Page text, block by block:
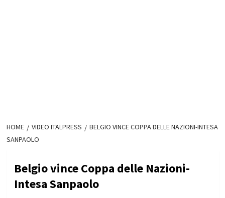
HOME VIDEO ITALPRESS
BELGIO VINCE COPPA DELLE NAZIONI-INTESA
SANPAOLO
Belgio vince Coppa delle Nazioni-
Intesa Sanpaolo